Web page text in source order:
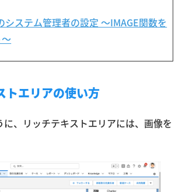
ステム管理者の設定 〜IMAGE関数を
トエリアの使い方
に、リッチテキストエリアには、画像を